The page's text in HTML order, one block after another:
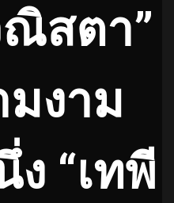
ณิสตา”
งาม
“เทพี